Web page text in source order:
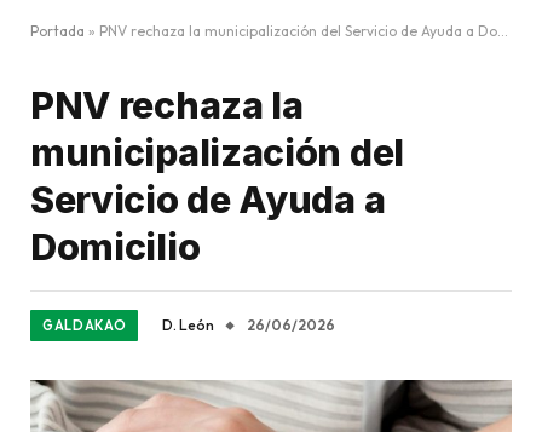
Portada » PNV rechaza la municipalización del Servicio de Ayuda a Domicilio
PNV rechaza la
municipalización del
Servicio de Ayuda a
Domicilio
GALDAKAO D. León 26/06/2026